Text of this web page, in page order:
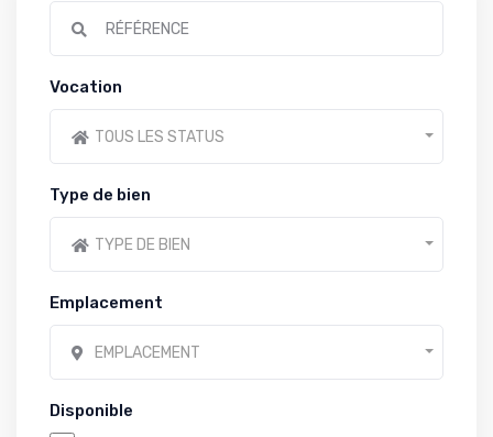
Vocation
TOUS LES STATUS
Type de bien
TYPE DE BIEN
Emplacement
EMPLACEMENT
Disponible